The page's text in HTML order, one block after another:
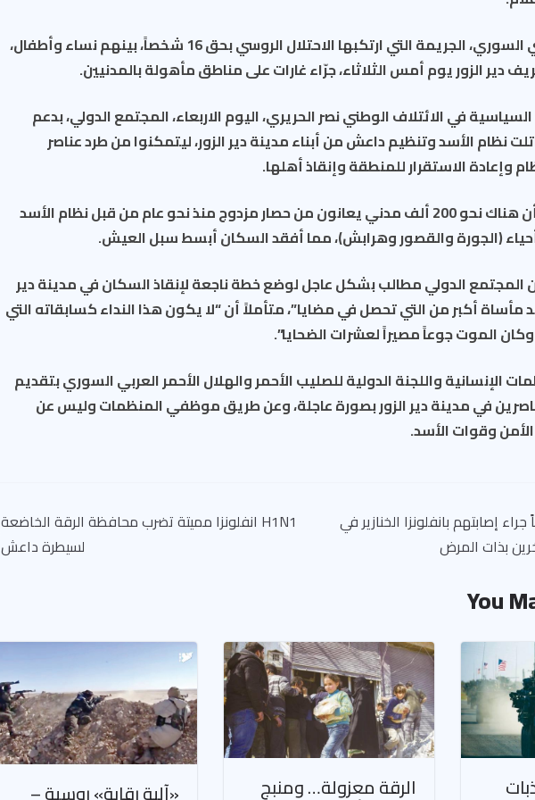
دان الائتلاف الوطني السوري، الجريمة التي ارتكبها الاحتلال الروسي بحق 16 شخصاً، بينهم نساء وأطفال،
دير الزور يوم أمس الثلاثاء، جرّاء غارات على مناطق مأهولة بالمدنيين.
في الائتلاف الوطني نصر الحريري، اليوم الاربعاء، المجتمع الدولي، بدعم
نظام الأسد وتنظيم داعش من أبناء مدينة دير الزور، ليتمكنوا من طرد عناصر
وإعادة الاستقرار للمنطقة وإنقاذ أهلها.
ولفت الحريري إلى أن هناك نحو 200 ألف مدني يعانون من حصار مزدوج منذ نحو عام من قبل نظام الأسد
(الجورة والقصور وهرابش)، مما أفقد السكان أبسط سبل العيش.
المجتمع الدولي مطالب بشكل عاجل لوضع خطة ناجعة لإنقاذ السكان في مدينة دير
مأساة أكبر من التي تحصل في مضايا”، متأملاً أن “لا يكون هذا النداء كسابقاته التي
وكان الموت جوعاً مصيراً لعشرات الضحايا”.
الإنسانية واللجنة الدولية للصليب الأحمر والهلال الأحمر العربي السوري بتقديم
في مدينة دير الزور بصورة عاجلة، وعن طريق موظفي المنظمات وليس عن
وقوات الأسد.
11 شخصاً جراء إصابتهم بانفلونزا الخنازير في
H1N1 انفلونزا مميتة تضرب محافظة الرقة الخاضعة
لسيطرة داعش
You
الرقة معزولة… ومنبج «آلية رقابة» روسية –